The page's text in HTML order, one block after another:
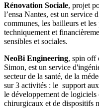
Rénovation Sociale, projet
l’ensa Nantes, est un service
communes, les bailleurs et
techniquement et
sensibles et sociales.
NeoBi Engineering, spin off
Simon, est un service
secteur de la santé, de la
sur 3 activités : le support
le développement de
chirurgicaux et de dispositifs